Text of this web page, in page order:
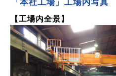
「本社工場」工場内写真
【工場内全景】